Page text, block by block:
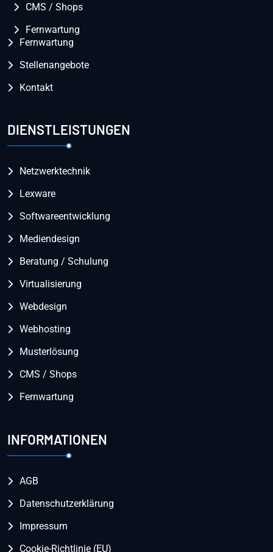
CMS / Shops
Fernwartung
Fernwartung
Stellenangebote
Kontakt
DIENSTLEISTUNGEN
Netzwerktechnik
Lexware
Softwareentwicklung
Mediendesign
Beratung / Schulung
Virtualisierung
Webdesign
Webhosting
Musterlösung
CMS / Shops
Fernwartung
INFORMATIONEN
AGB
Datenschutzerklärung
Impressum
Cookie-Richtlinie (EU)